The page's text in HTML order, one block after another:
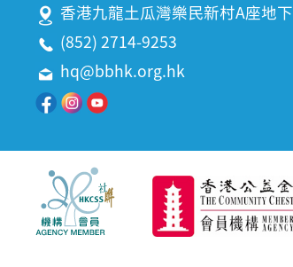
香港九龍土瓜灣樂民新村A座地下
(852) 2714-9253
hq@bbhk.org.hk